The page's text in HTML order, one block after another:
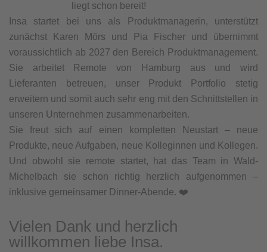
liegt schon bereit!
Insa startet bei uns als Produktmanagerin, unterstützt
zunächst Karen Mörs und Pia Fischer und übernimmt
voraussichtlich ab 2027 den Bereich Produktmanagement.
Sie arbeitet Remote von Hamburg aus und wird
Lieferanten betreuen, unser Produkt Portfolio stetig
erweitern und somit auch sehr eng mit den Schnittstellen in
unseren Unternehmen zusammenarbeiten.
Sie freut sich auf einen kompletten Neustart – neue
Produkte, neue Aufgaben, neue Kolleginnen und Kollegen.
Und obwohl sie remote startet, hat das Team in Wald-
Michelbach sie schon richtig herzlich aufgenommen –
inklusive gemeinsamer Dinner-Abende. ❤️
Vielen Dank und herzlich
willkommen liebe Insa.